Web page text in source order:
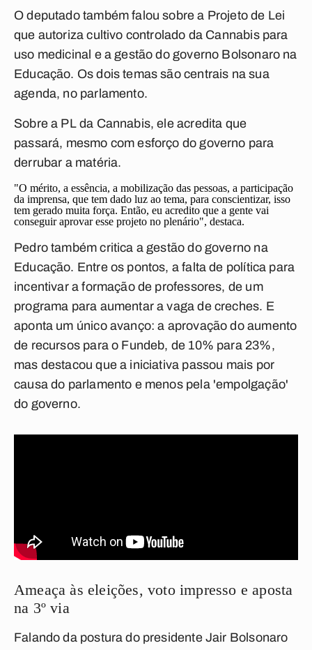
O deputado também falou sobre a Projeto de Lei
que autoriza cultivo controlado da Cannabis para
uso medicinal e a gestão do governo Bolsonaro na
Educação. Os dois temas são centrais na sua
agenda, no parlamento.
Sobre a PL da Cannabis, ele acredita que
passará, mesmo com esforço do governo para
derrubar a matéria.
"O mérito, a essência, a mobilização das pessoas, a participação
da imprensa, que tem dado luz ao tema, para conscientizar, isso
tem gerado muita força. Então, eu acredito que a gente vai
conseguir aprovar esse projeto no plenário", destaca.
Pedro também critica a gestão do governo na
Educação. Entre os pontos, a falta de política para
incentivar a formação de professores, de um
programa para aumentar a vaga de creches. E
aponta um único avanço: a aprovação do aumento
de recursos para o Fundeb, de 10% para 23%,
mas destacou que a iniciativa passou mais por
causa do parlamento e menos pela 'empolgação'
do governo.
Ameaça às eleições, voto impresso e aposta
na 3º via
Falando da postura do presidente Jair Bolsonaro